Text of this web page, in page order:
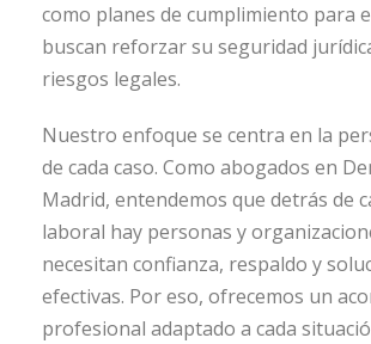
como planes de cumplimiento para
buscan reforzar su seguridad
riesgos legales.
Nuestro enfoque se centra en la
de cada caso. Como abogados en
Madrid, entendemos que detrás de
laboral hay personas y
necesitan confianza, respaldo y
efectivas. Por eso, ofrecemos un
profesional adaptado a cada